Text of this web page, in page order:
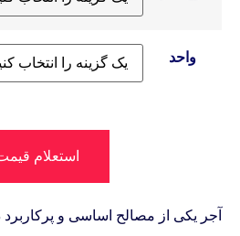
واحد
استعلام
آجر یکی از مصالح اساسی و